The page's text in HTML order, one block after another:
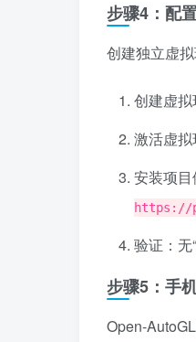
步骤4：配
创建独立虚
创建虚拟
激活虚拟
安装项目
https://
验证：无
步骤5：手
Open-